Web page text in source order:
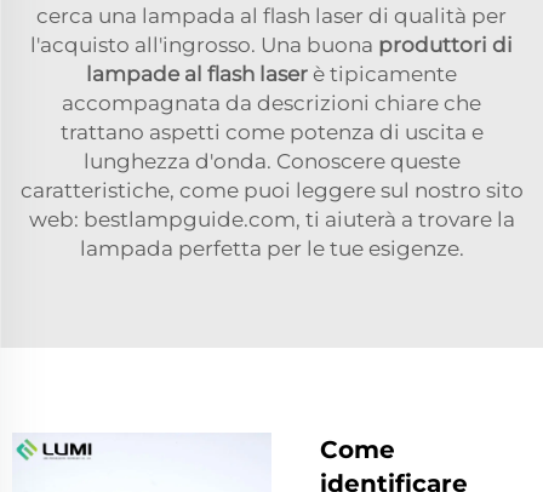
cerca una lampada al flash laser di qualità per
l'acquisto all'ingrosso. Una buona produttori di
lampade al flash laser è tipicamente
accompagnata da descrizioni chiare che
trattano aspetti come potenza di uscita e
lunghezza d'onda. Conoscere queste
caratteristiche, come puoi leggere sul nostro sito
web: bestlampguide.com, ti aiuterà a trovare la
lampada perfetta per le tue esigenze.
Come
identificare